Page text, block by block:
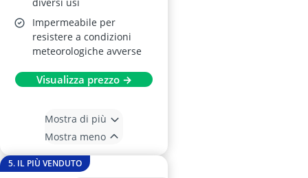
Impermeabile per
resistere a condizioni
meteorologiche avverse
Visualizza prezzo →
Mostra di più
Mostra meno
5. IL PIÙ VENDUTO